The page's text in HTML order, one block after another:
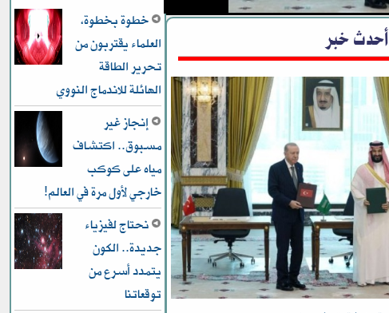
أحدث خبر
خطوة بخطوة،
العلماء يقتربون من
تحرير الطاقة
الهائلة للاندماج النووي
إنجاز غير
مسبوق.. اكتشاف
مياه على كوكب
خارجي لأول مرة في العالم!
نحتاج لفيزياء
جديدة.. الكون
يتمدد أسرع من
توقعاتنا